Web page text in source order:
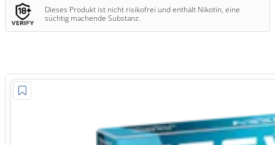
Dieses Produkt ist nicht risikofrei und enthält Nikotin, eine
süchtig machende Substanz.